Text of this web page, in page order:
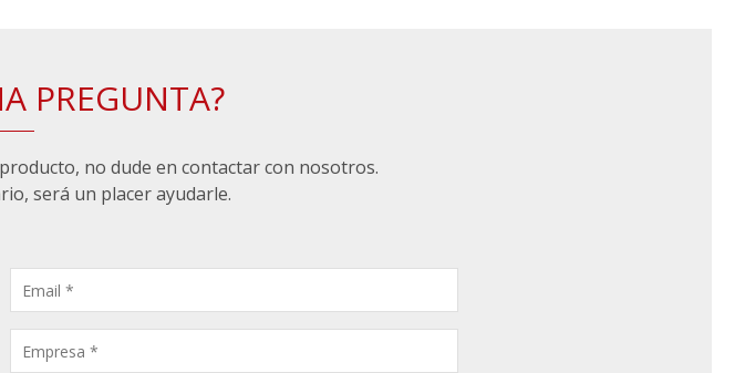
PREGUNTA?
no dude en contactar con nosotros.
será un placer ayudarle.